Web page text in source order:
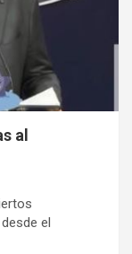
al
el